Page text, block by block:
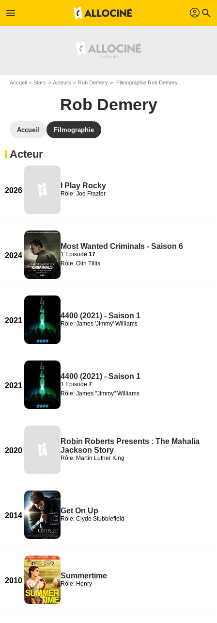
menu profil search
Accueil Stars Acteurs Rob Demery Filmographie Rob Demery
Rob Demery
Accueil Filmographie
Acteur
2026
I Play Rocky
Rôle: Joe Frazier
2024
Most Wanted Criminals - Saison 6
1 Episode 17
Rôle: Olin Tillis
2021
4400 (2021) - Saison 1
Rôle: James 'Jimmy' Williams
2021
4400 (2021) - Saison 1
1 Episode 7
Rôle: James "Jimmy" Williams
2020
Robin Roberts Presents : The Mahalia
Jackson Story
Rôle: Martin Luther King
2014
Get On Up
Rôle: Clyde Stubblefield
2010
Summertime
Rôle: Henry